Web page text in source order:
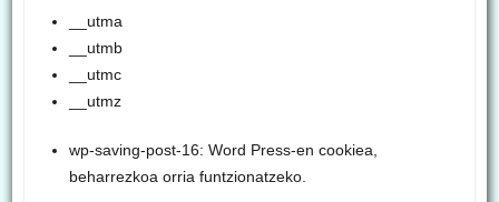
__utma
__utmb
__utmc
__utmz
wp-saving-post-16: Word Press-en cookiea,
beharrezkoa orria funtzionatzeko.